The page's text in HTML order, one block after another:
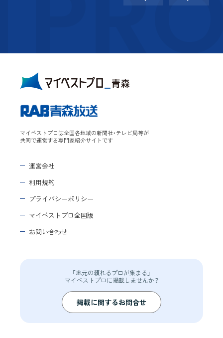
マイベストプロは全国各地域の新聞社・テレビ局等が
共同で運営する専門家紹介サイトです
運営会社
利用規約
プライバシーポリシー
マイベストプロ全国版
お問い合わせ
「地元の頼れるプロが集まる」
マイベストプロに掲載しませんか？
掲載に関するお問合せ